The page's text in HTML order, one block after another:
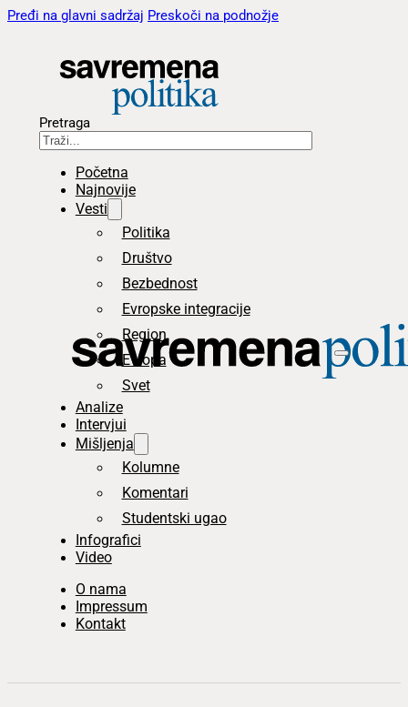
Pređi na glavni sadržaj Preskoči na podnožje
Pretraga
Početna
Najnovije
Vesti
Politika
Društvo
Bezbednost
Evropske integracije
Region
Evropa
Svet
Analize
Intervjui
Mišljenja
Kolumne
Komentari
Studentski ugao
Infografici
Video
O nama
Impressum
Kontakt